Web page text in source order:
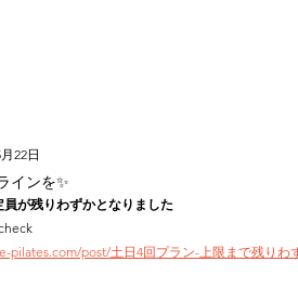
インを✨
22日
が残りわずかとなりました
pilates.com/post/土日4回プラン-上限まで残りわ